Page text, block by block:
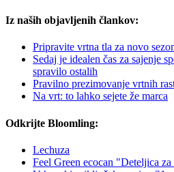
Iz naših objavljenih člankov:
Pripravite vrtna tla za novo
Sedaj je idealen čas za sajenje
spravilo ostalih
Pravilno prezimovanje vrtnih
Na vrt: to lahko sejete že marca
Odkrijte Bloomling:
Lechuza
Feel Green ecocan "Deteljica za